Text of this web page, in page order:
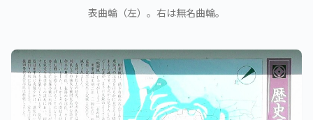
表曲輪（左）。右は無名曲輪。